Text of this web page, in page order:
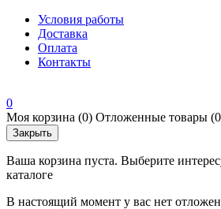
Условия работы
Доставка
Оплата
Контакты
0
Моя корзина (0) Отложенные товары
Закрыть
Ваша корзина пуста. Выберите
каталоге
В настоящий момент у вас нет